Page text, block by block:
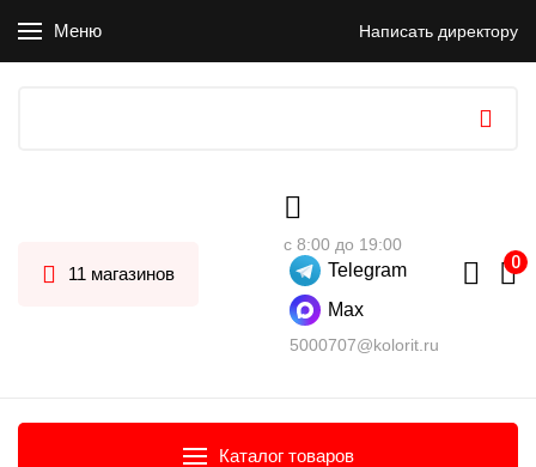
Меню Написать директору
11 магазинов
с 8:00 до 19:00
Telegram
Max
5000707@kolorit.ru
Каталог товаров